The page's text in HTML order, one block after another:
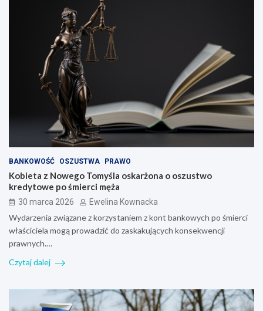
BANKOWOŚĆ OSZUSTWA PRAWO
Kobieta z Nowego Tomyśla oskarżona o oszustwo
kredytowe po śmierci męża
30 marca 2026 Ewelina Kownacka
Wydarzenia związane z korzystaniem z kont bankowych po śmierci
właściciela mogą prowadzić do zaskakujących konsekwencji
prawnych.…
Czytaj dalej